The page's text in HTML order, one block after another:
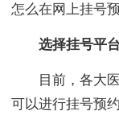
怎么在网上挂号
选择挂号平台
目前，各大医
可以进行挂号预